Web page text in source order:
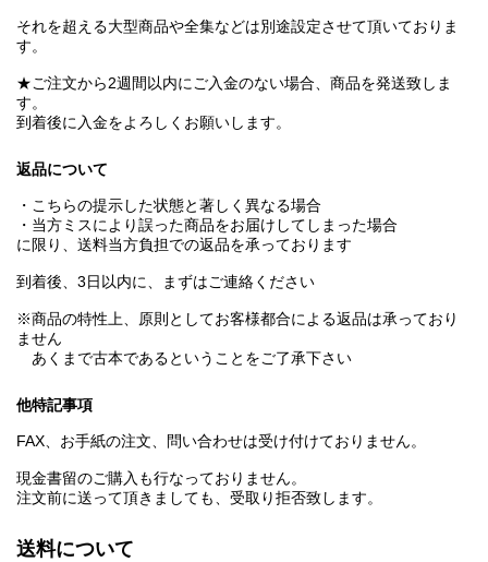
それを超える大型商品や全集などは別途設定させて頂いておりま
す。
★ご注文から2週間以内にご入金のない場合、商品を発送致しま
す。
到着後に入金をよろしくお願いします。
返品について
・こちらの提示した状態と著しく異なる場合
・当方ミスにより誤った商品をお届けしてしまった場合
に限り、送料当方負担での返品を承っております
到着後、3日以内に、まずはご連絡ください
※商品の特性上、原則としてお客様都合による返品は承っており
ません
あくまで古本であるということをご了承下さい
他特記事項
FAX、お手紙の注文、問い合わせは受け付けておりません。
現金書留のご購入も行なっておりません。
注文前に送って頂きましても、受取り拒否致します。
送料について